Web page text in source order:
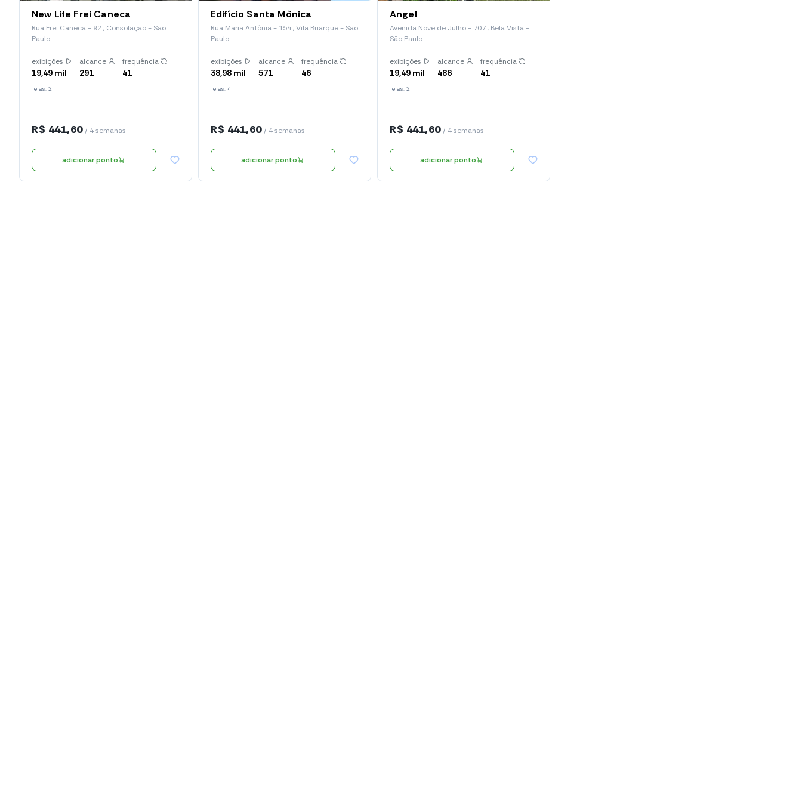
New Life Frei Caneca
Rua Frei Caneca - 92 , Consolação - São
Paulo
exibições
19,49 mil
alcance
291
frequência
41
Telas: 2
R$ 441,60/ 4 semanas
adicionar ponto
Edifício Santa Mônica
Rua Maria Antônia - 154 , Vila Buarque - São
Paulo
exibições
38,98 mil
alcance
571
frequência
46
Telas: 4
R$ 441,60/ 4 semanas
adicionar ponto
Angel
Avenida Nove de Julho - 707 , Bela Vista -
São Paulo
exibições
19,49 mil
alcance
486
frequência
41
Telas: 2
R$ 441,60/ 4 semanas
adicionar ponto